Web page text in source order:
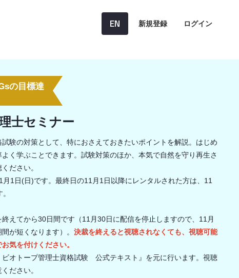
新規登録 ログイン
EN
の目標達
士セミナー
験の対策として、特におさえておきたいポイントを解説。はじめ
く学ぶことできます。試験対策のほか、本気で自然を守り再生さ
ださい。
1日(日)です。最終日の11月1日以降にレンタルされた方は、11
終えてから30日間です（11月30日に配信を停止しますので、11月
が短くなります）。 決裁を終えると視聴されなくても、視聴可能
気を付けください。
オトープ管理士資格試験 公式テキスト』を元に行います。視聴
ださい。